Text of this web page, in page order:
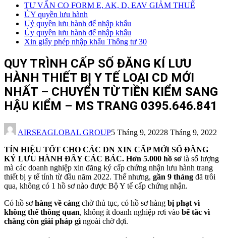
TƯ VẤN CO FORM E, AK, D, EAV GIẢM THUẾ
ỦY quyền lưu hành
Uỷ quyền lưu hành để nhập khẩu
Ủy quyền lưu hành để nhập khẩu
Xin giấy phép nhập khẩu Thông tư 30
QUY TRÌNH CẤP SỐ ĐĂNG KÍ LƯU
HÀNH THIẾT BỊ Y TẾ LOẠI CD MỚI
NHẤT – CHUYỂN TỪ TIỀN KIỂM SANG
HẬU KIỂM – MS TRANG 0395.646.841
AIRSEAGLOBAL GROUP5 Tháng 9, 20228 Tháng 9, 2022
TÍN HIỆU TỐT CHO CÁC DN XIN CẤP MỚI SỐ ĐĂNG
KÝ LƯU HÀNH ĐÂY CÁC BÁC. Hơn 5.000 hồ sơ là số lượng
mà các doanh nghiệp xin đăng ký cấp chứng nhận lưu hành trang
thiết bị y tế tính từ đầu năm 2022. Thế nhưng, gần 9 tháng đã trôi
qua, không có 1 hồ sơ nào được Bộ Y tế cấp chứng nhận.
Có hồ sơhàng về cảng chờ thủ tục, có hồ sơ hàng bị phạt vì
không thể thông quan, không ít doanh nghiệp rơi vào bế tắc vì
chẳng còn giải pháp gì ngoài chờ đợi.